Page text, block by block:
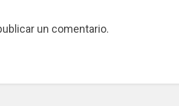
un comentario.